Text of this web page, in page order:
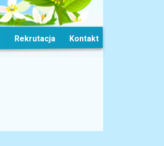
Rekrutacja Kontakt